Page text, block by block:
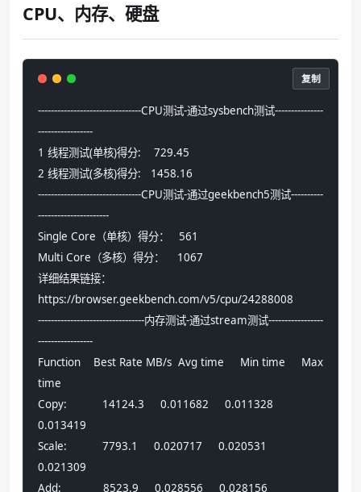
CPU、内存、硬盘
--------------------------------CPU测试-通过sysbench测试---------------
-----------------
1 线程测试(单核)得分:    729.45
2 线程测试(多核)得分:   1458.16
--------------------------------CPU测试-通过geekbench5测试----------
----------------------
Single Core（单核）得分：   561
Multi Core（多核）得分：    1067
详细结果链接：
https://browser.geekbench.com/v5/cpu/24288008
---------------------------------内存测试-通过stream测试-----------------
-----------------
Function    Best Rate MB/s  Avg time     Min time     Max
time
Copy:           14124.3     0.011682     0.011328
0.013419
Scale:           7793.1     0.020717     0.020531
0.021309
Add:             8523.9     0.028556     0.028156
复制